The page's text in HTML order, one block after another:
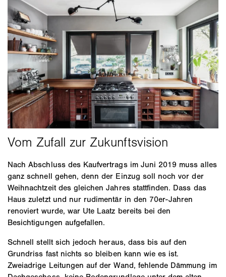
Nach Abschluss des Kaufvertrags im Juni 2019 muss alles
ganz schnell gehen, denn der Einzug soll noch vor der
Weihnachtzeit des gleichen Jahres stattfinden. Dass das
Haus zuletzt und nur rudimentär in den 70er-Jahren
renoviert wurde, war Ute Laatz bereits bei den
Besichtigungen aufgefallen.
Schnell stellt sich jedoch heraus, dass bis auf den
Grundriss fast nichts so bleiben kann wie es ist.
Zweiadrige Leitungen auf der Wand, fehlende Dämmung im